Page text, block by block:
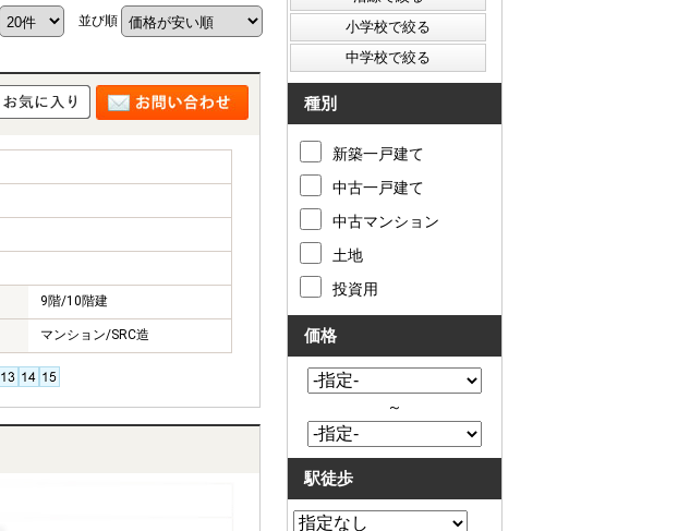
並び順
9階/10階建
マンション/SRC造
種別
新築一戸建て
中古一戸建て
中古マンション
土地
投資用
価格
～
駅徒歩